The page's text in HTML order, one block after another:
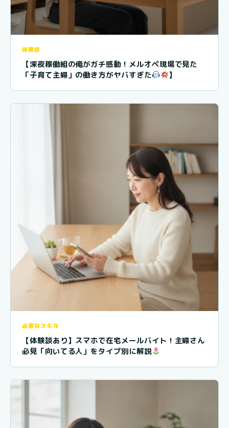
体験談
【深夜稼働組の俺がガチ感動！メルオペ現場で見た
「子育て主婦」の働き方がヤバすぎた
】
必要なスキル
【体験談あり】スマホで在宅メールバイト！主婦さん
必見「向いてる人」をタイプ別に解説